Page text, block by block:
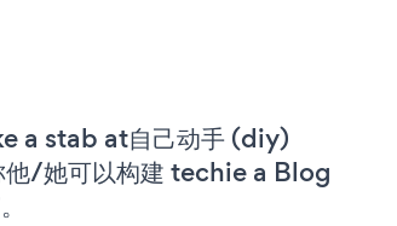
a stab at自己动手 (diy)
他/她可以构建 techie a Blog